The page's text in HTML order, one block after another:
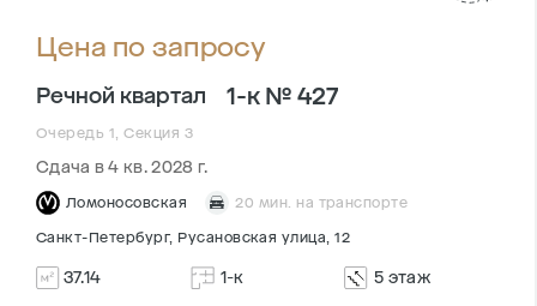
Цена по запросу
Речной квартал 1-к № 427
Очередь 1, Секция 3
Сдача в 4 кв. 2028 г.
Ломоносовская 20 мин. на транспорте
Санкт-Петербург, Русановская улица, 12
37.14 1-к 5 этаж